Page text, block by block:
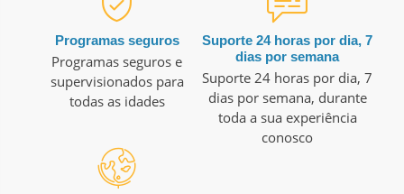
Programas seguros
Programas seguros e
supervisionados para
todas as idades
Suporte 24 horas por dia, 7
dias por semana
Suporte 24 horas por dia, 7
dias por semana, durante
toda a sua experiência
conosco